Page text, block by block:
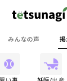
みんなの声 掲